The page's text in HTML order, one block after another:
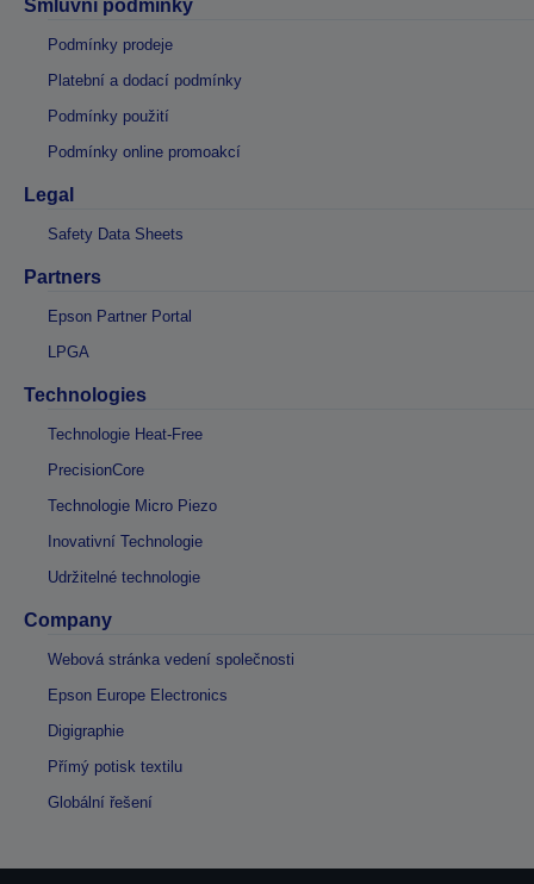
Smluvní podmínky
Podmínky prodeje
Platební a dodací podmínky
Podmínky použití
Podmínky online promoakcí
Legal
Safety Data Sheets
Partners
Epson Partner Portal
LPGA
Technologies
Technologie Heat-Free
PrecisionCore
Technologie Micro Piezo
Inovativní Technologie
Udržitelné technologie
Company
Webová stránka vedení společnosti
Epson Europe Electronics
Digigraphie
Přímý potisk textilu
Globální řešení